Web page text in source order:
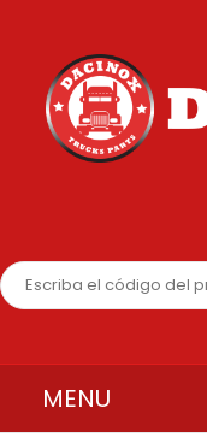
MENU